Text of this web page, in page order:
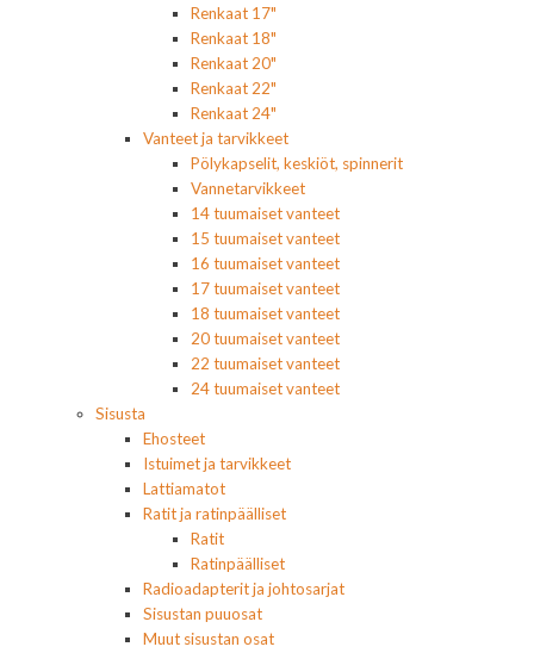
Renkaat 17"
Renkaat 18"
Renkaat 20"
Renkaat 22"
Renkaat 24"
Vanteet ja tarvikkeet
Pölykapselit, keskiöt, spinnerit
Vannetarvikkeet
14 tuumaiset vanteet
15 tuumaiset vanteet
16 tuumaiset vanteet
17 tuumaiset vanteet
18 tuumaiset vanteet
20 tuumaiset vanteet
22 tuumaiset vanteet
24 tuumaiset vanteet
Sisusta
Ehosteet
Istuimet ja tarvikkeet
Lattiamatot
Ratit ja ratinpäälliset
Ratit
Ratinpäälliset
Radioadapterit ja johtosarjat
Sisustan puuosat
Muut sisustan osat